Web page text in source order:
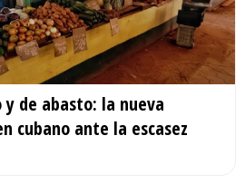
de abasto: la nueva
cubano ante la escasez